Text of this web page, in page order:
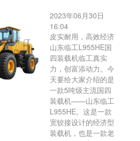
2023年06月30日
16:04
皮实耐用，高效经济
山东临工L955HE国
四装载机临工真实
力，创富添动力。今
天要给大家介绍的是
一款5吨级主流国四
装载机——山东临工
L955HE。这是一款
宽铰接设计的经济型
装载机，也是一款老